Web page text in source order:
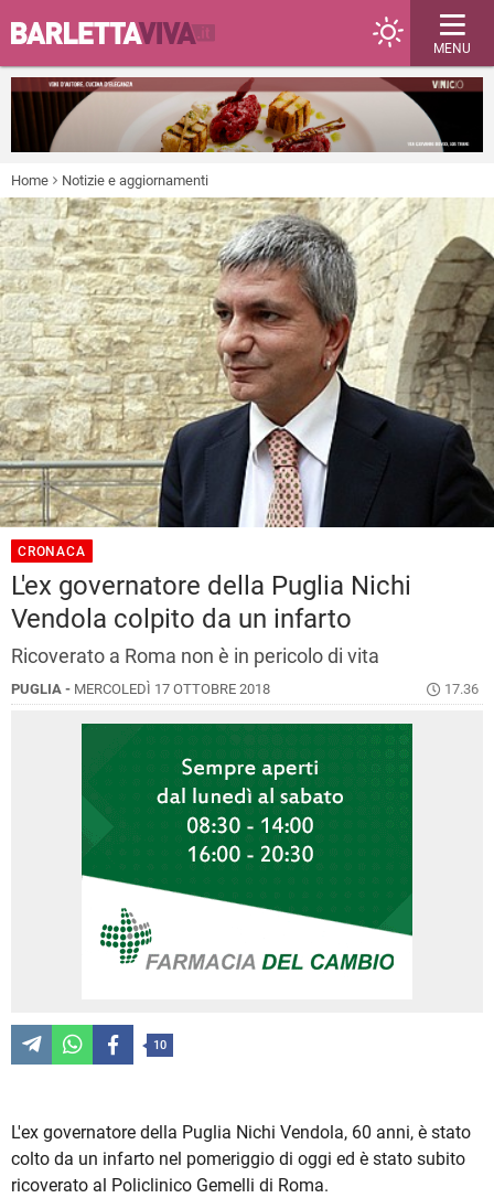
MENU
Home Notizie e aggiornamenti
CRONACA
L'ex governatore della Puglia Nichi
Vendola colpito da un infarto
Ricoverato a Roma non è in pericolo di vita
PUGLIA - MERCOLEDÌ 17 OTTOBRE 2018 17.36
10
L'ex governatore della Puglia Nichi Vendola, 60 anni, è stato
colto da un infarto nel pomeriggio di oggi ed è stato subito
ricoverato al Policlinico Gemelli di Roma.